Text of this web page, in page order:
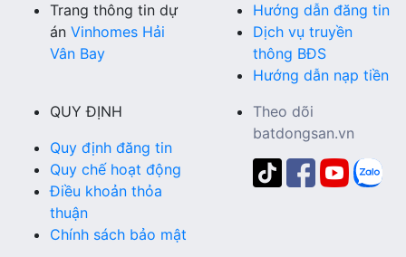
Trang thông tin dự
án Vinhomes Hải
Vân Bay
Hướng dẫn đăng tin
Dịch vụ truyền
thông BĐS
Hướng dẫn nạp tiền
QUY ĐỊNH
Quy định đăng tin
Quy chế hoạt động
Điều khoản thỏa
thuận
Chính sách bảo mật
Theo dõi
batdongsan.vn